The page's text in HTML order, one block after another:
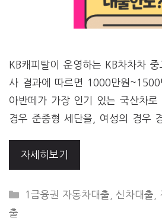
KB캐피탈이 운영하는 KB차차차
사 결과에 따르면 1000만원~1500
아반떼가 가장 인기 있는 국산차로
경우 준중형 세단을, 여성의 경우
자세히보기
CATEGORIES
1금융권 자동차대출 ,신차대출
출